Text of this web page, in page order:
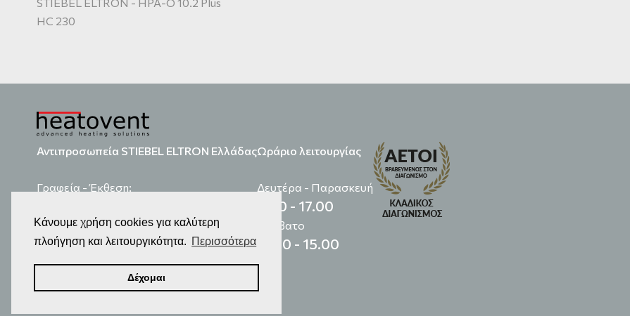
Κάνουμε χρήση cookies για καλύτερη
πλοήγηση και λειτουργικότητα. Περισσότερα
Δέχομαι
HC 230
Αντιπροσωπεία STIEBEL ELTRON Ελλάδας
Γραφεία - Έκθεση:
τηλ210 5900260
email:info@heatovent.com
Ωράριο λειτουργίας
Δευτέρα - Παρασκευή
9.00 - 17.00
Σάββατο
11.00 - 15.00